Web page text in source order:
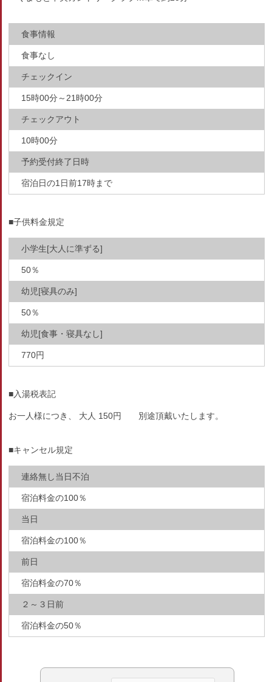
食事情報
食事なし
チェックイン
15時00分～21時00分
チェックアウト
10時00分
予約受付終了日時
宿泊日の1日前17時まで
■子供料金規定
小学生[大人に準ずる]
50％
幼児[寝具のみ]
50％
幼児[食事・寝具なし]
770円
■入湯税表記
お一人様につき、 大人 150円 別途頂戴いたします。
■キャンセル規定
連絡無し当日不泊
宿泊料金の100％
当日
宿泊料金の100％
前日
宿泊料金の70％
２～３日前
宿泊料金の50％